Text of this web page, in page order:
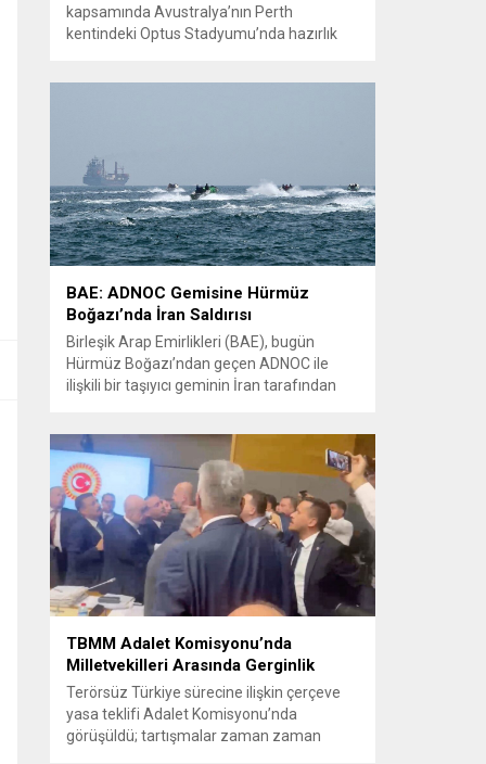
kapsamında Avustralya’nın Perth
kentindeki Optus Stadyumu’nda hazırlık
Türk futbolcu sahada yer aldı: Juventus’ta
Kenan Yıldız ilk 11’de görev alırken,...
BAE: ADNOC Gemisine Hürmüz
Boğazı’nda İran Saldırısı
Birleşik Arap Emirlikleri (BAE), bugün
Hürmüz Boğazı’ndan geçen ADNOC ile
ilişkili bir taşıyıcı geminin İran tarafından
bildirirken saldırıyı kınadı ve Tahran’ı
korsanlıkla suçladı. WAM ajansının
aktardığı ilk açıklamada, ADNOC’a ait bir
geminin sabah saatlerinde hedef alındığı
belirtildi; ilerleyen dakikalarda ise BAE...
TBMM Adalet Komisyonu’nda
Milletvekilleri Arasında Gerginlik
Terörsüz Türkiye sürecine ilişkin çerçeve
yasa teklifi Adalet Komisyonu’nda
görüşüldü; tartışmalar zaman zaman